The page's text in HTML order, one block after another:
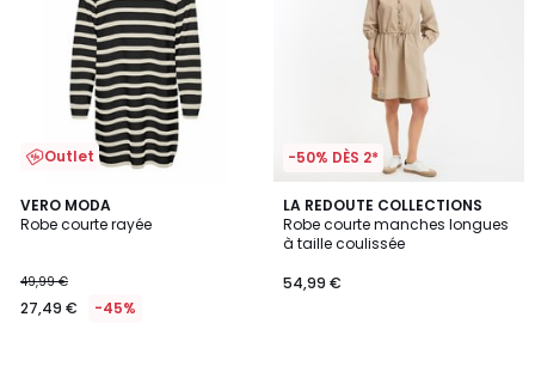
Outlet
VERO MODA
Robe courte rayée
49,99 €
27,49 € -45%
-50% DÈS 2*
LA REDOUTE COLLECTIONS
Robe courte manches longues
à taille coulissée
54,99 €